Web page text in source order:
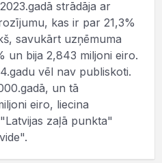
strādāja ar
kas ir par 21,3%
savukārt uzņēmuma
un bija 2,843 miljoni eiro.
vēl nav publiskoti.
un tā
eiro, liecina
zaļā punkta"